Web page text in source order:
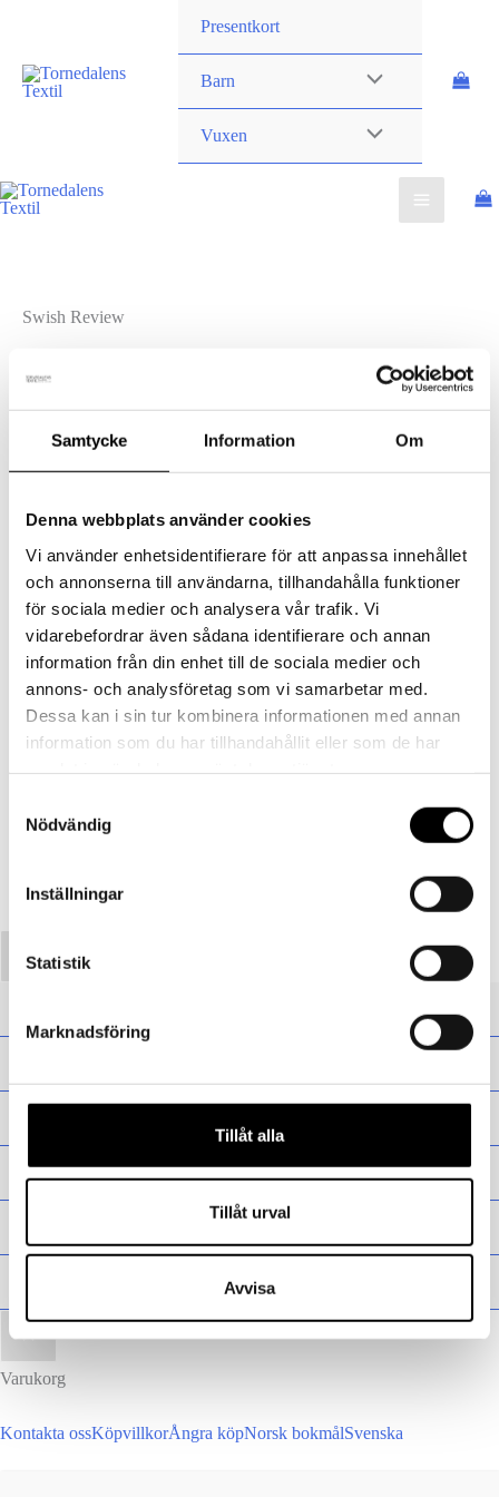
Samtycke Information Om
Denna webbplats använder cookies
Vi använder enhetsidentifierare för att anpassa innehållet
och annonserna till användarna, tillhandahålla funktioner
för sociala medier och analysera vår trafik. Vi
vidarebefordrar även sådana identifierare och annan
information från din enhet till de sociala medier och
annons- och analysföretag som vi samarbetar med.
Dessa kan i sin tur kombinera informationen med annan
information som du har tillhandahållit eller som de har
Nödvändig
Inställningar
Statistik
Marknadsföring
Tillåt alla
Tillåt urval
Avvisa
innehåll
Presentkort
Barn
Vuxen
Swish Review
Tack för att du väljer att betala med
Swish!
1
Vänligen öppna
i din mobil för att betala
2
Presentkort
Varukorg
Kontakta ossKöpvillkorÅngra köpNorsk bokmålSvenska